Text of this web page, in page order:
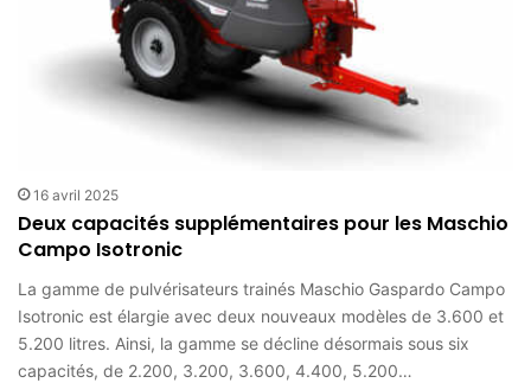
16 avril 2025
Deux capacités supplémentaires pour les Maschio
Campo Isotronic
La gamme de pulvérisateurs trainés Maschio Gaspardo Campo
Isotronic est élargie avec deux nouveaux modèles de 3.600 et
5.200 litres. Ainsi, la gamme se décline désormais sous six
capacités, de 2.200, 3.200, 3.600, 4.400, 5.200…